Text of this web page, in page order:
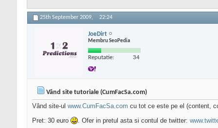
25th September 2009, 22:24
JoeDirt
Membru SeoPedia
Reputatie: 34
Vând site tutoriale (CumFacSa.com)
Vând site-ul www.CumFacSa.com cu tot ce este pe el (content,
Pret: 30 euro
. Ofer in pretul asta si contul de twitter: